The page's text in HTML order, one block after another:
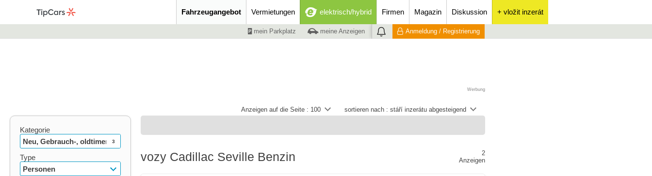
Fahrzeugangebot Vermietungen elektrisch/hybrid Firmen Magazin Diskussion + vložit inzerát
mein Parkplatz meine Anzeigen Anmeldung / Registrierung
Werbung
sortieren nach : stáří inzerátu abgesteigend
Anzeigen auf die Seite : 100
Kategorie
Neu, Gebrauch-, oldtimer
3
Type
Personen
vozy Cadillac Seville Benzin
2
Anzeigen